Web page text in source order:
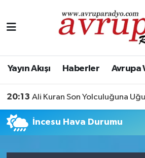
Yayın Akışı Haberler Avrupa
20:13 Ali Kuran Son Yolculuğuna
İncesu Hava Durumu
Yayın Akışı
Haberler
Avrupa Gazete
Nöbetçi Eczaneler
Hava Durumu
Trafik Durumu